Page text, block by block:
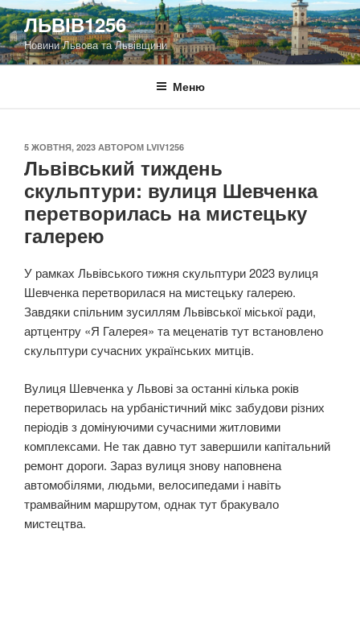
Перейти
до
вмісту
ЛЬВІВ1256
Новини Львова та Львівщини
Меню
ОПУБЛІКОВАНО
5 ЖОВТНЯ, 2023 АВТОРОМ LVIV1256
Львівський тиждень
скульптури: вулиця Шевченка
перетворилась на мистецьку
галерею
У рамках Львівського тижня скульптури 2023 вулиця
Шевченка перетворилася на мистецьку галерею.
Завдяки спільним зусиллям Львівської міської ради,
артцентру «Я Галерея» та меценатів тут встановлено
скульптури сучасних українських митців.
Вулиця Шевченка у Львові за останні кілька років
перетворилась на урбаністичний мікс забудови різних
періодів з домінуючими сучасними житловими
комплексами. Не так давно тут завершили капітальний
ремонт дороги. Зараз вулиця знову наповнена
автомобілями, людьми, велосипедами і навіть
трамвайним маршрутом, однак тут бракувало
мистецтва.